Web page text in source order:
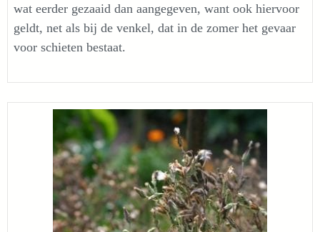
wat eerder gezaaid dan aangegeven, want ook hiervoor
geldt, net als bij de venkel, dat in de zomer het gevaar
voor schieten bestaat.